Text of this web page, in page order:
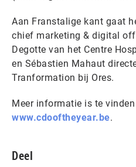
Aan Franstalige kant gaat
chief marketing & digital
Degotte van het Centre
en Sébastien Mahaut
Tranformation bij Ores.
Meer informatie is te
www.cdooftheyear.be.
Deel